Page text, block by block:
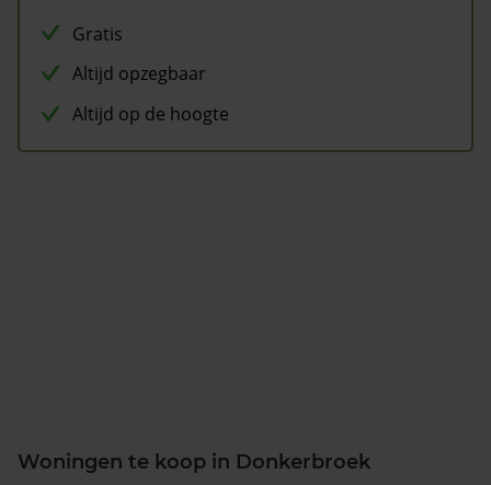
Gratis
Altijd opzegbaar
Altijd op de hoogte
Woningen te koop in Donkerbroek